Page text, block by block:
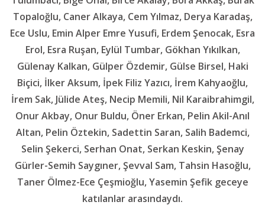
Topaloğlu, Caner Alkaya, Cem Yılmaz, Derya Karadaş,
Ece Uslu, Emin Alper Emre Yusufi, Erdem Şenocak, Esra
Erol, Esra Ruşan, Eylül Tumbar, Gökhan Yıkılkan,
Gülenay Kalkan, Gülper Özdemir, Gülse Birsel, Haki
Biçici, İlker Aksum, İpek Filiz Yazıcı, İrem Kahyaoğlu,
İrem Sak, Jülide Ateş, Necip Memili, Nil Karaibrahimgil,
Onur Akbay, Onur Buldu, Öner Erkan, Pelin Akil-Anıl
Altan, Pelin Öztekin, Sadettin Saran, Salih Bademci,
Selin Şekerci, Serhan Onat, Serkan Keskin, Şenay
Gürler-Semih Saygıner, Şevval Sam, Tahsin Hasoğlu,
Taner Ölmez-Ece Çeşmioğlu, Yasemin Şefik geceye
katılanlar arasındaydı.